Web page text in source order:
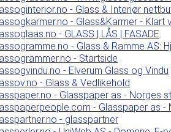
- Glass & Interiør
- Glass&Karmer - Klart
- GLASS | LÅS | FASADE
- Glass & Ramme AS:
- Startside
- Elverum Glass og Vindu
- Glass & Vedlikehold
- Glasspaper as - Norges
- Glasspaper as
- glasspartner